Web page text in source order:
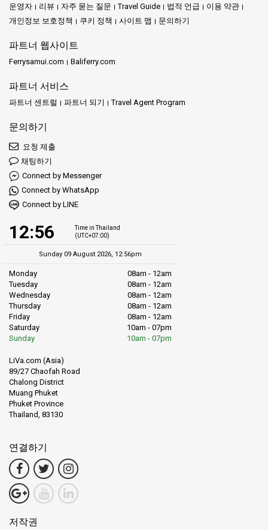
운영자
리뷰 자주 묻는 질문 Travel Guide 법적 언급
이용 약관
개인정보 보호정책
쿠키 정책 사이트 맵 문의하기
파트너 웹사이트
Ferrysamui.com Baliferry.com
파트너 서비스
파트너 센트럴 파트너 되기 Travel Agent Program
문의하기
요청 제출
채팅하기
Connect by Messenger
Connect by WhatsApp
Connect by LINE
12:56
Time in Thailand
(UTC+07:00)
Sunday 09 August 2026, 12:56pm
Monday
08am - 12am
Tuesday
08am - 12am
Wednesday
08am - 12am
Thursday
08am - 12am
Friday
08am - 12am
Saturday
10am - 07pm
Sunday
10am - 07pm
LiVa.com (Asia)
89/27 Chaofah Road
Chalong District
Muang Phuket
Phuket Province
Thailand, 83130
연결하기
저작권